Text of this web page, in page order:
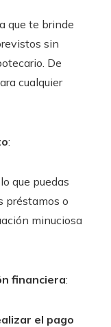
que te brinde
sin
De
cualquier
:
que puedas
préstamos o
minuciosa
financiera:
el pago